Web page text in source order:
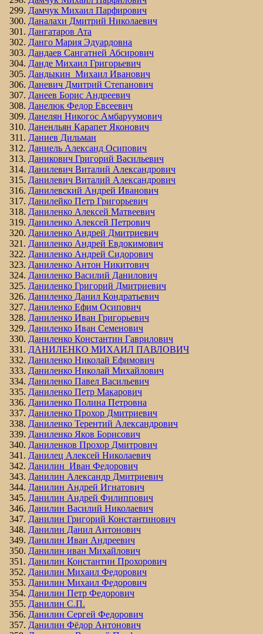
Дамчук Михаил Парфирович
Даналахи Дмитрий Николаевич
Дангатаров Ата
Данго Мария Эдуардовна
Дандаев Сангатней Абсирович
Данде Михаил Григорьевич
Дандыкин Михаил Иванович
Даневич Дмитрий Степанович
Данеев Борис Андреевич
Данелюк Федор Евсеевич
Данелян Никогос Амбаруумович
Даненльян Карапет Яконович
Даниев Дильман
Даниель Александ Осипович
Даникович Григорий Васильевич
Данилевич Виталий Александрович
Данилевич Виталий Александрович
Данилевский Андрей Иванович
Данилейко Петр Григорьевич
Даниленко Алексей Матвеевич
Даниленко Алексей Петрович
Даниленко Андрей Дмитриевич
Даниленко Андрей Евдокимович
Даниленко Андрей Сидорович
Даниленко Антон Никитович
Даниленко Василий Данилович
Даниленко Григорий Дмитриевич
Даниленко Данил Кондратьевич
Даниленко Ефим Осипович
Даниленко Иван Григорьевич
Даниленко Иван Семенович
Даниленко Константин Гаврилович
ДАНИЛЕНКО МИХАИЛ ПАВЛОВИЧ
Даниленко Николай Ефимович
Даниленко Николай Михайлович
Даниленко Павел Васильевич
Даниленко Петр Макарович
Даниленко Полина Петровна
Даниленко Прохор Дмитриевич
Даниленко Терентий Александрович
Даниленко Яков Борисович
Даниленков Прохор Дмитрович
Данилец Алексей Николаевич
Данилин Иван Федорович
Данилин Александр Дмитриевич
Данилин Андрей Игнатович
Данилин Андрей Филиппович
Данилин Василий Николаевич
Данилин Григорий Константинович
Данилин Данил Антонович
Данилин Иван Андреевич
Данилин иван Михайлович
Данилин Константин Прохорович
Данилин Михаил Федорович
Данилин Михаил Федорович
Данилин Петр Федорович
Данилин С.П.
Данилин Сергей Федорович
Данилин Фёдор Антонович